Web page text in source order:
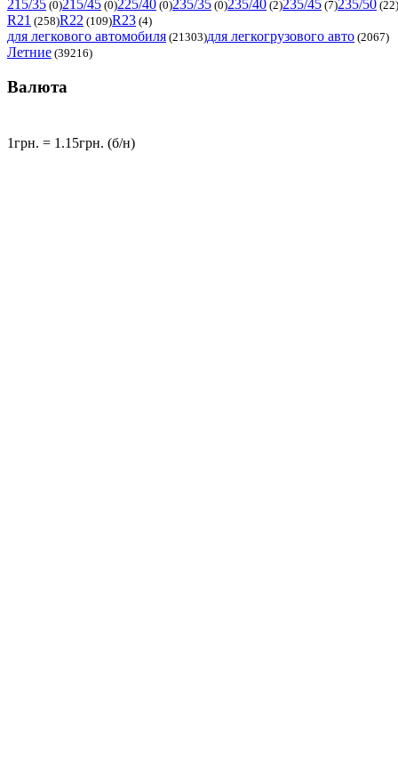
215/35 (0)215/45 (0)225/40 (0)235/35 (0)235/40 (2)235/45 (7)235/50 (22)
R21 (258)R22 (109)R23 (4)
для легкового автомобиля (21303)для легкогрузового авто (2067)
Летние (39216)
Валюта
1грн. = 1.15грн. (б/н)